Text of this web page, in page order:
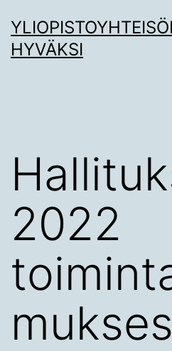
sisältöön
HYVÄKSI
2022